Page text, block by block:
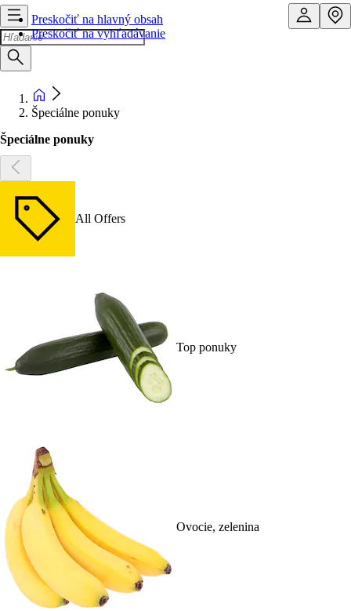
Preskočiť na hlavný obsah
Preskočiť na vyhľadávanie
Špeciálne ponuky
Špeciálne ponuky
All Offers
Top ponuky
Ovocie, zelenina